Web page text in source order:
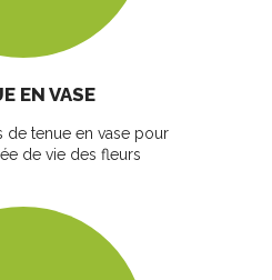
EN VASE
de tenue en vase pour
de vie des fleurs